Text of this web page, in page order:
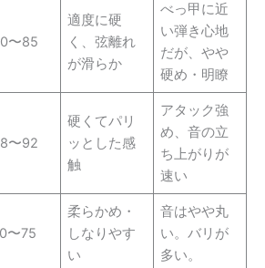
〜85
適度に硬
く、弦離れ
が滑らか
べっ甲に近
い弾き心地
だが、やや
硬め・明瞭
〜92
硬くてパリ
ッとした感
触
アタック強
め、音の立
ち上がりが
速い
〜75
柔らかめ・
しなりやす
い
音はやや丸
い。バリが
多い。